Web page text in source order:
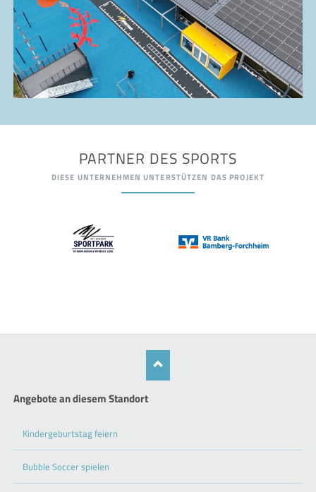
PARTNER DES SPORTS
DIESE UNTERNEHMEN UNTERSTÜTZEN DAS PROJEKT
Angebote an diesem Standort
Kindergeburtstag feiern
Bubble Soccer spielen